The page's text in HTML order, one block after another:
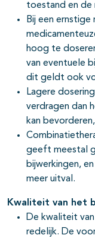
toestand en de
Bij een
hoog te
van eventuele
dit geldt ook
Lagere
verdragen dan
kan
geeft meestal
bijwerkingen,
meer uitval.
Kwaliteit van het
De kwaliteit
redelijk. De